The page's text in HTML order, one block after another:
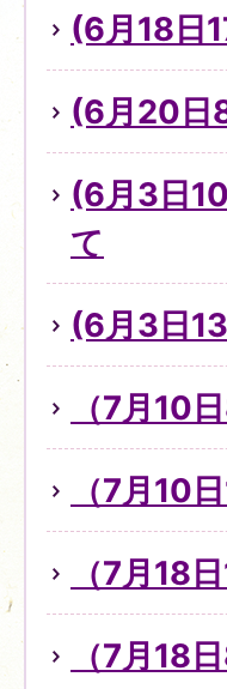
(6月18日
(6月20日
(6月3日
て
(6月3日
（7月10
（7月10
（7月18
（7月18